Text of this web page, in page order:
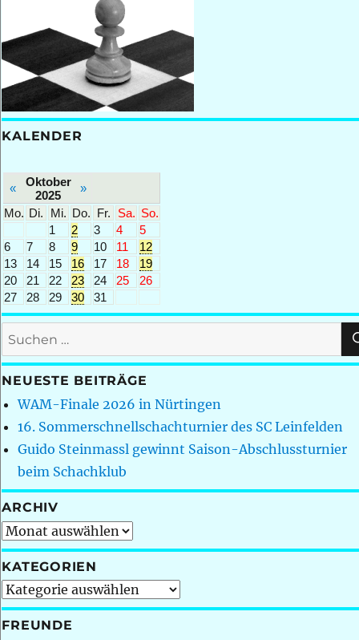
KALENDER
«
Oktober
2025
»
Mo. Di. Mi. Do. Fr. Sa. So.
1
2 3 4
5
6
7 8 9 10 11
12
13
14 15 16 17 18
19
20
21 22 23 24 25
26
27
28 29 30 31
Suchen
nach:
NEUESTE BEITRÄGE
WAM-Finale 2026 in Nürtingen
16. Sommerschnellschachturnier des SC Leinfelden
Guido Steinmassl gewinnt Saison-Abschlussturnier
beim Schachklub
ARCHIV
Archiv
KATEGORIEN
Kategorien
FREUNDE